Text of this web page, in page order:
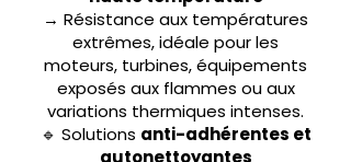
→ Résistance aux températures
extrêmes, idéale pour les
moteurs, turbines, équipements
exposés aux flammes ou aux
variations thermiques intenses.
🔹 Solutions anti-adhérentes et
autonettoyantes